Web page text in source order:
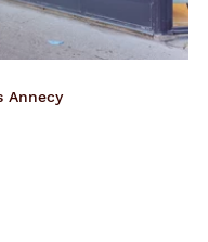
Annecy